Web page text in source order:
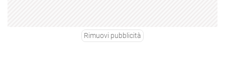
Rimuovi pubblicità